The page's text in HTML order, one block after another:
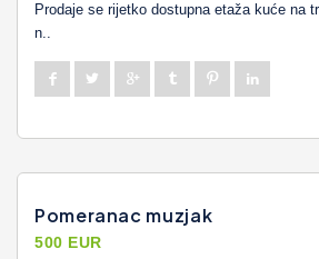
Prodaje se rijetko dostupna etaža kuće na
n..
Pomeranac muzjak
500 EUR